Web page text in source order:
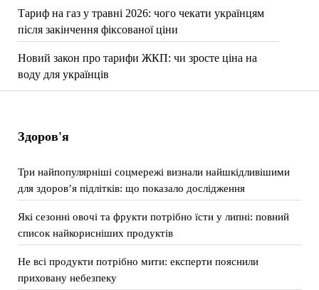
Тариф на газ у травні 2026: чого чекати українцям
після закінчення фіксованої ціни
Новий закон про тарифи ЖКП: чи зросте ціна на
воду для українців
Здоров'я
Три найпопулярніші соцмережі визнали найшкідливішими
для здоров’я підлітків: що показало дослідження
Які сезонні овочі та фрукти потрібно їсти у липні: повний
список найкорисніших продуктів
Не всі продукти потрібно мити: експерти пояснили
приховану небезпеку